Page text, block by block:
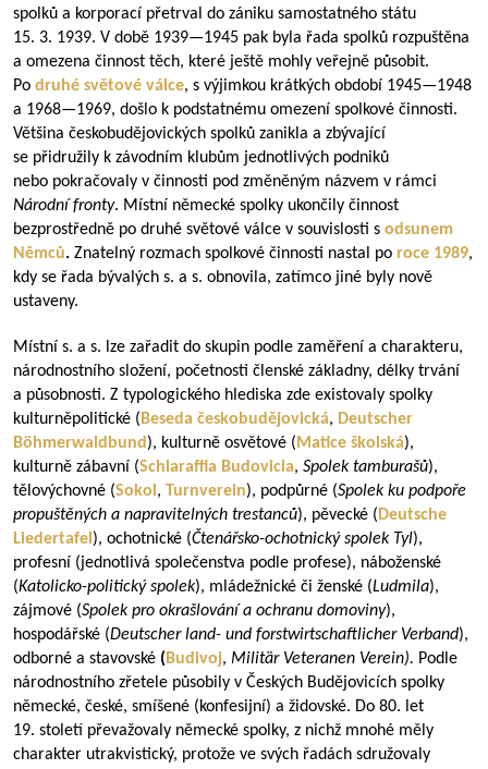
spolků a korporací přetrval do zániku samostatného státu
15. 3. 1939. V době 1939—1945 pak byla řada spolků rozpuštěna
a omezena činnost těch, které ještě mohly veřejně působit.
Po druhé světové válce, s výjimkou krátkých období 1945—1948
a 1968—1969, došlo k podstatnému omezení spolkové činnosti.
Většina českobudějovických spolků zanikla a zbývající
se přidružily k závodním klubům jednotlivých podniků
nebo pokračovaly v činnosti pod změněným názvem v rámci
Národní fronty. Místní německé spolky ukončily činnost
bezprostředně po druhé světové válce v souvislosti s odsunem
Němců. Znatelný rozmach spolkové činnosti nastal po roce 1989,
kdy se řada bývalých s. a s. obnovila, zatímco jiné byly nově
ustaveny.
Místní s. a s. lze zařadit do skupin podle zaměření a charakteru,
národnostního složení, početnosti členské základny, délky trvání
a působnosti. Z typologického hlediska zde existovaly spolky
kulturněpolitické ( Beseda českobudějovická, Deutscher
Böhmerwaldbund ), kulturně osvětové ( Matice školská),
kulturně zábavní (Schlaraffia Budovicia, Spolek tamburašů),
tělovýchovné (Sokol , Turnverein), podpůrné (Spolek ku podpoře
propuštěných a napravitelných trestanců), pěvecké ( Deutsche
Liedertafel ), ochotnické (Čtenářsko-ochotnický spolek Tyl),
profesní (jednotlivá společenstva podle profese), náboženské
(Katolicko-politický spolek), mládežnické či ženské (Ludmila),
zájmové (Spolek pro okrašlování a ochranu domoviny),
hospodářské (Deutscher land- und forstwirtschaftlicher Verband),
odborné a stavovské ( Budivoj, Militär Veteranen Verein). Podle
národnostního zřetele působily v Českých Budějovicích spolky
německé, české, smíšené (konfesijní) a židovské. Do 80. let
19. století převažovaly německé spolky, z nichž mnohé měly
charakter utrakvistický, protože ve svých řadách sdružovaly